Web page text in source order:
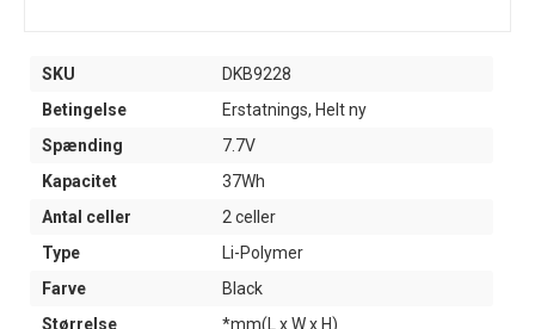
SKU
DKB9228
Betingelse
Erstatnings, Helt ny
Spænding
7.7V
Kapacitet
37Wh
Antal celler
2 celler
Type
Li-Polymer
Farve
Black
Størrelse
*mm(L x W x H)